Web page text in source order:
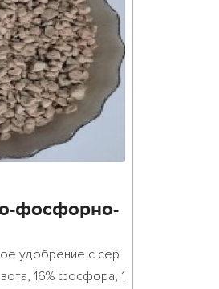
фосфорно-
удобрение с сер
16% фосфора, 1